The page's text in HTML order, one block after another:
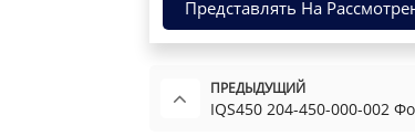
Представлять На
ПРЕДЫДУЩИЙ
IQS450 204-450-000-002